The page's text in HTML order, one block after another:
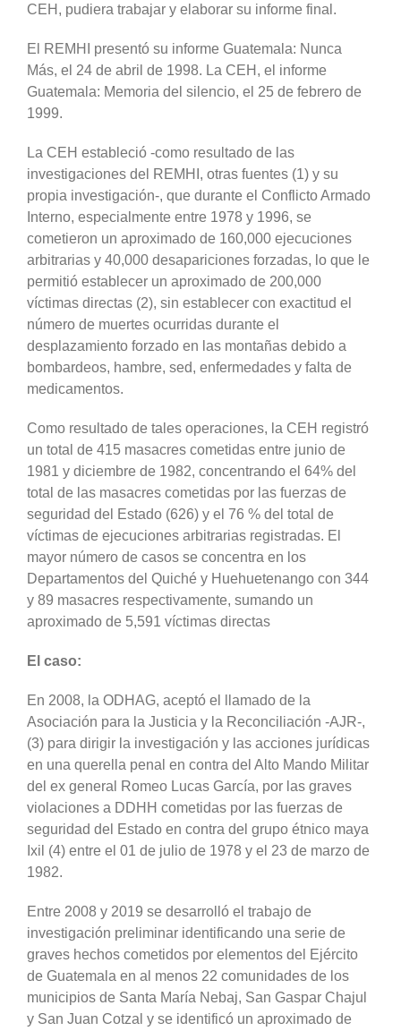
CEH, pudiera trabajar y elaborar su informe final.
El REMHI presentó su informe Guatemala: Nunca
Más, el 24 de abril de 1998. La CEH, el informe
Guatemala: Memoria del silencio, el 25 de febrero de
1999.
La CEH estableció -como resultado de las
investigaciones del REMHI, otras fuentes (1) y su
propia investigación-, que durante el Conflicto Armado
Interno, especialmente entre 1978 y 1996, se
cometieron un aproximado de 160,000 ejecuciones
arbitrarias y 40,000 desapariciones forzadas, lo que le
permitió establecer un aproximado de 200,000
víctimas directas (2), sin establecer con exactitud el
número de muertes ocurridas durante el
desplazamiento forzado en las montañas debido a
bombardeos, hambre, sed, enfermedades y falta de
medicamentos.
Como resultado de tales operaciones, la CEH registró
un total de 415 masacres cometidas entre junio de
1981 y diciembre de 1982, concentrando el 64% del
total de las masacres cometidas por las fuerzas de
seguridad del Estado (626) y el 76 % del total de
víctimas de ejecuciones arbitrarias registradas. El
mayor número de casos se concentra en los
Departamentos del Quiché y Huehuetenango con 344
y 89 masacres respectivamente, sumando un
aproximado de 5,591 víctimas directas
El caso:
En 2008, la ODHAG, aceptó el llamado de la
Asociación para la Justicia y la Reconciliación -AJR-,
(3) para dirigir la investigación y las acciones jurídicas
en una querella penal en contra del Alto Mando Militar
del ex general Romeo Lucas García, por las graves
violaciones a DDHH cometidas por las fuerzas de
seguridad del Estado en contra del grupo étnico maya
Ixil (4) entre el 01 de julio de 1978 y el 23 de marzo de
1982.
Entre 2008 y 2019 se desarrolló el trabajo de
investigación preliminar identificando una serie de
graves hechos cometidos por elementos del Ejército
de Guatemala en al menos 22 comunidades de los
municipios de Santa María Nebaj, San Gaspar Chajul
y San Juan Cotzal y se identificó un aproximado de